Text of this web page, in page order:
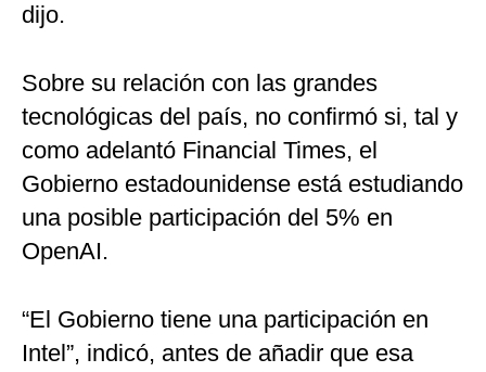
dijo.
Sobre su relación con las grandes
tecnológicas del país, no confirmó si, tal y
como adelantó Financial Times, el
Gobierno estadounidense está estudiando
una posible participación del 5% en
OpenAI.
“El Gobierno tiene una participación en
Intel”, indicó, antes de añadir que esa